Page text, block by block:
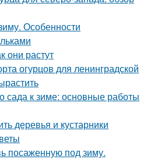
Особенности
они растут
огурцов для ленинградской
сада к зиме: основные работы
деревья и кустарники
посаженную под зиму.